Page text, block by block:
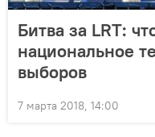
Битва за LRT:
национальное
выборов
7 марта 2018, 14:00